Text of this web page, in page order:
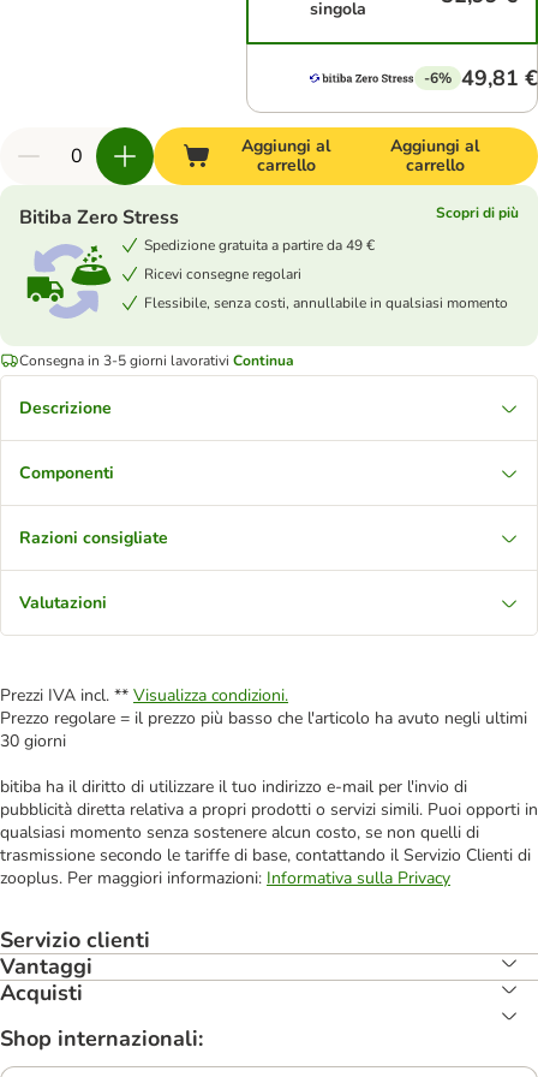
singola
-6% 49,81 €
Aggiungi al
carrello
Aggiungi al
carrello
Bitiba Zero Stress
Scopri di più
Spedizione gratuita a partire da 49 €
Ricevi consegne regolari
Flessibile, senza costi, annullabile in qualsiasi momento
Consegna in 3-5 giorni lavorativi Continua
Descrizione
Componenti
Razioni consigliate
Valutazioni
Prezzi IVA incl. ** Visualizza condizioni.
Prezzo regolare = il prezzo più basso che l'articolo ha avuto negli ultimi
30 giorni
bitiba ha il diritto di utilizzare il tuo indirizzo e-mail per l'invio di
pubblicità diretta relativa a propri prodotti o servizi simili. Puoi opporti in
qualsiasi momento senza sostenere alcun costo, se non quelli di
trasmissione secondo le tariffe di base, contattando il Servizio Clienti di
zooplus. Per maggiori informazioni: Informativa sulla Privacy
Servizio clienti
Vantaggi
Acquisti
Shop internazionali: